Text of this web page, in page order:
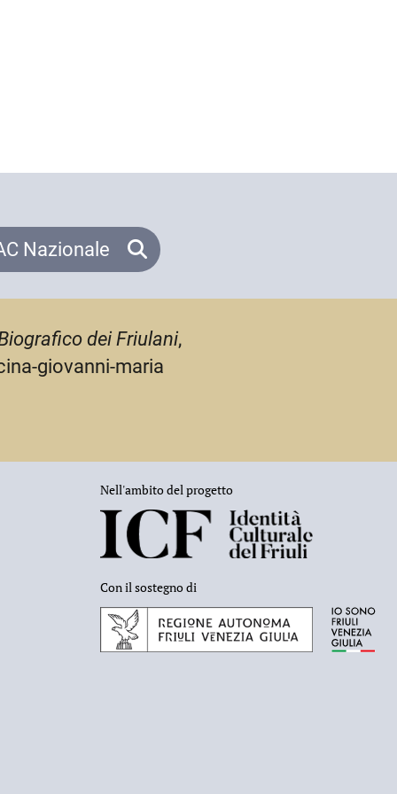
Nazionale
dei Friulani,
giovanni-maria
Nell'ambito del progetto
Con il sostegno di